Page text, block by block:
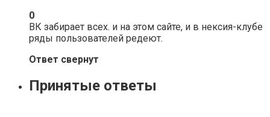
0
ВК забирает всех. и на этом сайте, и в нексия-клубе
ряды пользователей редеют.
Ответ свернут
Принятые ответы